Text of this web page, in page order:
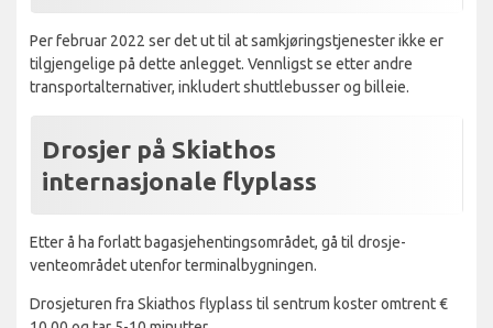
Per februar 2022 ser det ut til at samkjøringstjenester ikke er
tilgjengelige på dette anlegget. Vennligst se etter andre
transportalternativer, inkludert shuttlebusser og billeie.
Drosjer på Skiathos
internasjonale flyplass
Etter å ha forlatt bagasjehentingsområdet, gå til drosje-
venteområdet utenfor terminalbygningen.
Drosjeturen fra Skiathos flyplass til sentrum koster omtrent €